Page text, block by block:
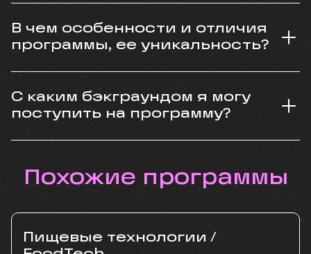
В чем особенности и отличия
программы, ее уникальность?
С каким бэкграундом я могу
поступить на программу?
Похожие программы
Пищевые технологии /